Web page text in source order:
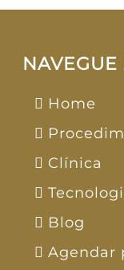
Home
Clínica
Blog
Agendar